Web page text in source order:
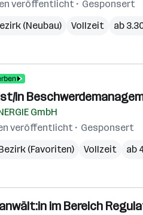
veröffentlicht
Gesponsert
(Neubau)
Vollzeit ab
in
GmbH
veröffentlicht
Gesponsert
(Favoriten)
Vollzeit ab
im Bereich